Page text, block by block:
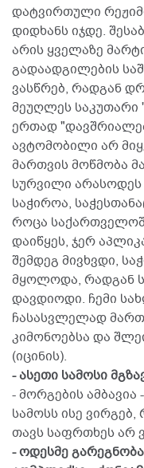
დატვირთული
დიდხანს იჯდე.
არის ყველაზე
გადაადგილების
ვასწრებ, რადგან
მეუღლეს საკუთარი
ერთად
ავტომობილი არ
მართვის მოწმობა
სურვილი არასოდეს
საჭიროა,
როცა
დაიწყეს, ჯერ
შემდეგ მივხვდი,
მყოლოდა, რადგან
დავდიოდი. ჩემი
ჩასასვლელად
კიმონოებსა და
(იცინის).
- ასეთი სამოსი
- მორგების
სამოსს ისე
თავს საფრთხეს არ
- ოდესმე